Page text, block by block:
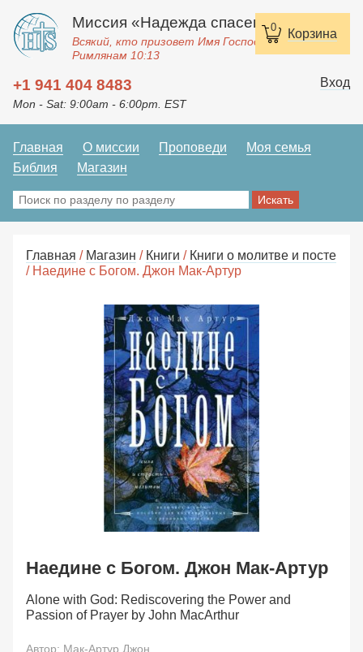
0 Корзина
Миссия «Надежда спасения»
Всякий, кто призовет Имя Господне, спасется.
Римлянам 10:13
+1 941 404 8483
Mon - Sat: 9:00am - 6:00pm. EST
Вход
Главная О миссии Проповеди
Моя семья
Библия
Магазин
Главная / Магазин / Книги / Книги о молитве и посте
/ Наедине с Богом. Джон Мак-Артур
Наедине с Богом. Джон Мак-Артур
Alone with God: Rediscovering the Power and
Passion of Prayer by John MacArthur
Автор: Мак-Артур Джон